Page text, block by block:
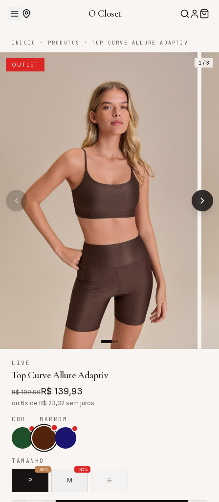
O Closet.
INÍCIO · PRODUTOS · TOP CURVE ALLURE ADAPTIV
OUTLET 1 / 3
LIVE
Top Curve Allure Adaptiv
R$ 199,90R$ 139,93
ou 6× de R$ 23,32 sem juros
COR — MARROM
TAMANHO
P
−30%
M
−30%
G